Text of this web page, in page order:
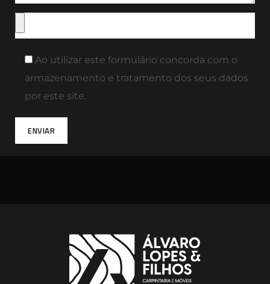
Ao utilizar este formulário concorda com o
armazenamento e tratamento dos seus dados
por este site.
ENVIAR